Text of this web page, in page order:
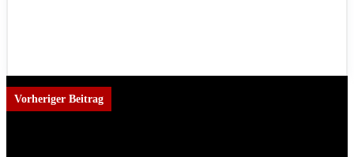
Vorheriger Beitrag